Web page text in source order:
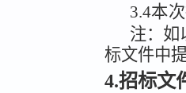
3.4本
注： 如
标文件中
4.招标文